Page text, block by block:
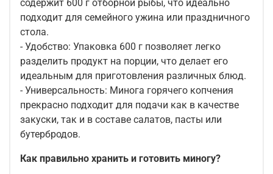
содержит 600 г отборной рыбы, что идеально
подходит для семейного ужина или праздничного
стола.
- Удобство: Упаковка 600 г позволяет легко
разделить продукт на порции, что делает его
идеальным для приготовления различных блюд.
- Универсальность: Минога горячего копчения
прекрасно подходит для подачи как в качестве
закуски, так и в составе салатов, пасты или
бутербродов.
Как правильно хранить и готовить миногу?